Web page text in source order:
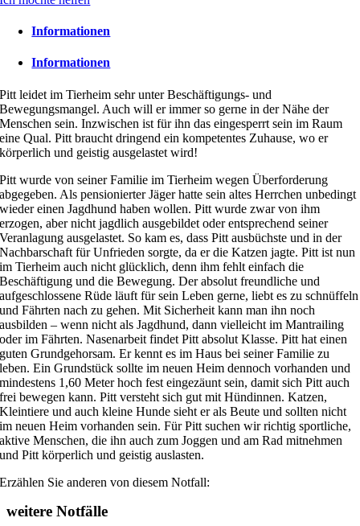
Informationen
Informationen
Pitt leidet im Tierheim sehr unter Beschäftigungs- und
Bewegungsmangel. Auch will er immer so gerne in der Nähe der
Menschen sein. Inzwischen ist für ihn das eingesperrt sein im Raum
eine Qual. Pitt braucht dringend ein kompetentes Zuhause, wo er
körperlich und geistig ausgelastet wird!
Pitt wurde von seiner Familie im Tierheim wegen Überforderung
abgegeben. Als pensionierter Jäger hatte sein altes Herrchen unbedingt
wieder einen Jagdhund haben wollen. Pitt wurde zwar von ihm
erzogen, aber nicht jagdlich ausgebildet oder entsprechend seiner
Veranlagung ausgelastet. So kam es, dass Pitt ausbüchste und in der
Nachbarschaft für Unfrieden sorgte, da er die Katzen jagte. Pitt ist nun
im Tierheim auch nicht glücklich, denn ihm fehlt einfach die
Beschäftigung und die Bewegung. Der absolut freundliche und
aufgeschlossene Rüde läuft für sein Leben gerne, liebt es zu schnüffeln
und Fährten nach zu gehen. Mit Sicherheit kann man ihn noch
ausbilden – wenn nicht als Jagdhund, dann vielleicht im Mantrailing
oder im Fährten. Nasenarbeit findet Pitt absolut Klasse. Pitt hat einen
guten Grundgehorsam. Er kennt es im Haus bei seiner Familie zu
leben. Ein Grundstück sollte im neuen Heim dennoch vorhanden und
mindestens 1,60 Meter hoch fest eingezäunt sein, damit sich Pitt auch
frei bewegen kann. Pitt versteht sich gut mit Hündinnen. Katzen,
Kleintiere und auch kleine Hunde sieht er als Beute und sollten nicht
im neuen Heim vorhanden sein. Für Pitt suchen wir richtig sportliche,
aktive Menschen, die ihn auch zum Joggen und am Rad mitnehmen
und Pitt körperlich und geistig auslasten.
Erzählen Sie anderen von diesem Notfall:
weitere Notfälle